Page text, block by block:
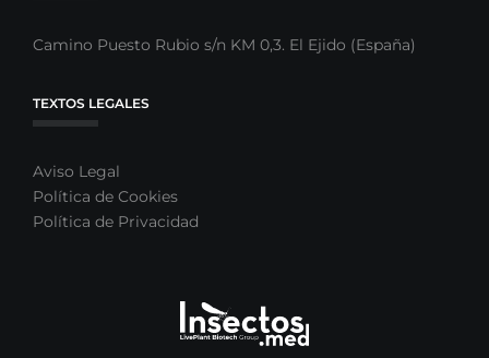
Camino Puesto Rubio s/n KM 0,3. El Ejido (España)
TEXTOS LEGALES
Aviso Legal
Política de Cookies
Política de Privacidad